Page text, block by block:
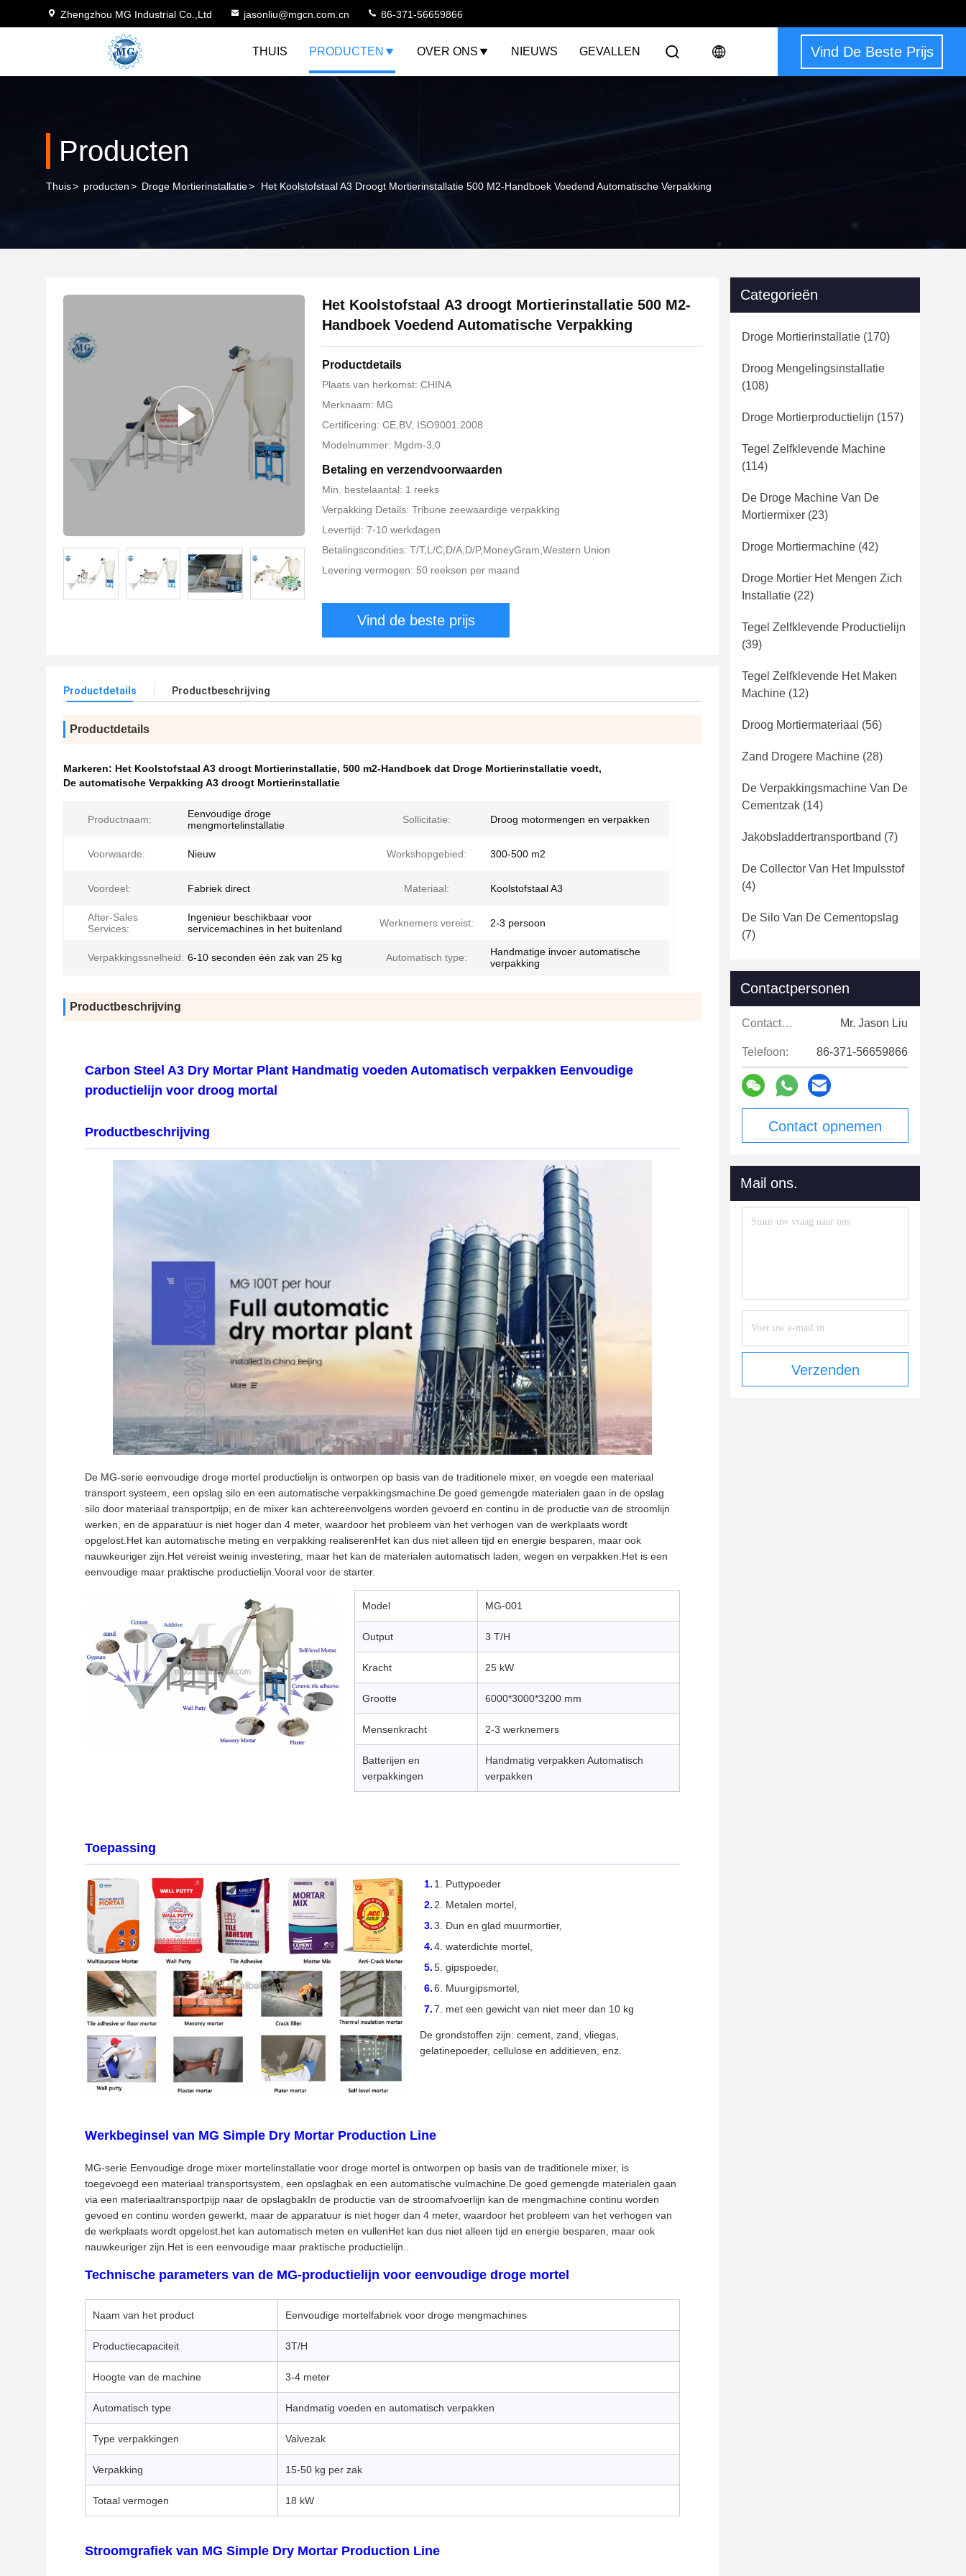
Zhengzhou MG Industrial Co.,Ltd jasonliu@mgcn.com.cn 86-371-56659866
THUIS PRODUCTEN OVER ONS NIEUWS GEVALLEN Vind De Beste Prijs
Producten
Thuis> producten> Droge Mortierinstallatie> Het Koolstofstaal A3 Droogt Mortierinstallatie 500 M2-Handboek Voedend Automatische Verpakking
Het Koolstofstaal A3 droogt Mortierinstallatie 500 M2-
Handboek Voedend Automatische Verpakking
Productdetails
Plaats van herkomst: CHINA
Merknaam: MG
Certificering: CE,BV, ISO9001:2008
Modelnummer: Mgdm-3,0
Betaling en verzendvoorwaarden
Min. bestelaantal: 1 reeks
Verpakking Details: Tribune zeewaardige verpakking
Levertijd: 7-10 werkdagen
Betalingscondities: T/T,L/C,D/A,D/P,MoneyGram,Western Union
Levering vermogen: 50 reeksen per maand
Vind de beste prijs
Productdetails Productbeschrijving
Productdetails
Markeren: Het Koolstofstaal A3 droogt Mortierinstallatie, 500 m2-Handboek dat Droge Mortierinstallatie voedt,
De automatische Verpakking A3 droogt Mortierinstallatie
Productnaam:
Eenvoudige droge
mengmortelinstallatie
Sollicitatie: Droog motormengen en verpakken
Voorwaarde: Nieuw Workshopgebied: 300-500 m2
Voordeel: Fabriek direct Materiaal: Koolstofstaal A3
After-Sales
Services:
Ingenieur beschikbaar voor
servicemachines in het buitenland
Werknemers vereist: 2-3 persoon
Verpakkingssnelheid: 6-10 seconden één zak van 25 kg Automatisch type:
Handmatige invoer automatische
verpakking
Productbeschrijving
Carbon Steel A3 Dry Mortar Plant Handmatig voeden Automatisch verpakken Eenvoudige
productielijn voor droog mortal
Productbeschrijving
De MG-serie eenvoudige droge mortel productielijn is ontworpen op basis van de traditionele mixer, en voegde een materiaal
transport systeem, een opslag silo en een automatische verpakkingsmachine.De goed gemengde materialen gaan in de opslag
silo door materiaal transportpijp, en de mixer kan achtereenvolgens worden gevoerd en continu in de productie van de stroomlijn
werken, en de apparatuur is niet hoger dan 4 meter, waardoor het probleem van het verhogen van de werkplaats wordt
opgelost.Het kan automatische meting en verpakking realiserenHet kan dus niet alleen tijd en energie besparen, maar ook
nauwkeuriger zijn.Het vereist weinig investering, maar het kan de materialen automatisch laden, wegen en verpakken.Het is een
eenvoudige maar praktische productielijn.Vooral voor de starter.
Model MG-001
Output 3 T/H
Kracht 25 kW
Grootte 6000*3000*3200 mm
Mensenkracht 2-3 werknemers
Batterijen en
verpakkingen
Handmatig verpakken Automatisch
verpakken
Toepassing
Puttypoeder
Metalen mortel,
Dun en glad muurmortier,
waterdichte mortel,
gipspoeder,
Muurgipsmortel,
met een gewicht van niet meer dan 10 kg
De grondstoffen zijn: cement, zand, vliegas,
gelatinepoeder, cellulose en additieven, enz.
Werkbeginsel van MG Simple Dry Mortar Production Line
MG-serie Eenvoudige droge mixer mortelinstallatie voor droge mortel is ontworpen op basis van de traditionele mixer, is
toegevoegd een materiaal transportsystem, een opslagbak en een automatische vulmachine.De goed gemengde materialen gaan
via een materiaaltransportpijp naar de opslagbakIn de productie van de stroomafvoerlijn kan de mengmachine continu worden
gevoed en continu worden gewerkt, maar de apparatuur is niet hoger dan 4 meter, waardoor het probleem van het verhogen van
de werkplaats wordt opgelost.het kan automatisch meten en vullenHet kan dus niet alleen tijd en energie besparen, maar ook
nauwkeuriger zijn.Het is een eenvoudige maar praktische productielijn..
Technische parameters van de MG-productielijn voor eenvoudige droge mortel
Naam van het product Eenvoudige mortelfabriek voor droge mengmachines
Productiecapaciteit 3T/H
Hoogte van de machine 3-4 meter
Automatisch type Handmatig voeden en automatisch verpakken
Type verpakkingen Valvezak
Verpakking 15-50 kg per zak
Totaal vermogen 18 kW
Stroomgrafiek van MG Simple Dry Mortar Production Line
Categorieën
Droge Mortierinstallatie (170)
Droog Mengelingsinstallatie
(108)
Droge Mortierproductielijn (157)
Tegel Zelfklevende Machine
(114)
De Droge Machine Van De
Mortiermixer (23)
Droge Mortiermachine (42)
Droge Mortier Het Mengen Zich
Installatie (22)
Tegel Zelfklevende Productielijn
(39)
Tegel Zelfklevende Het Maken
Machine (12)
Droog Mortiermateriaal (56)
Zand Drogere Machine (28)
De Verpakkingsmachine Van De
Cementzak (14)
Jakobsladdertransportband (7)
De Collector Van Het Impulsstof
(4)
De Silo Van De Cementopslag
(7)
Contactpersonen
Contactpersonen: Mr. Jason Liu
Telefoon: 86-371-56659866
Contact opnemen
Mail ons.
Verzenden